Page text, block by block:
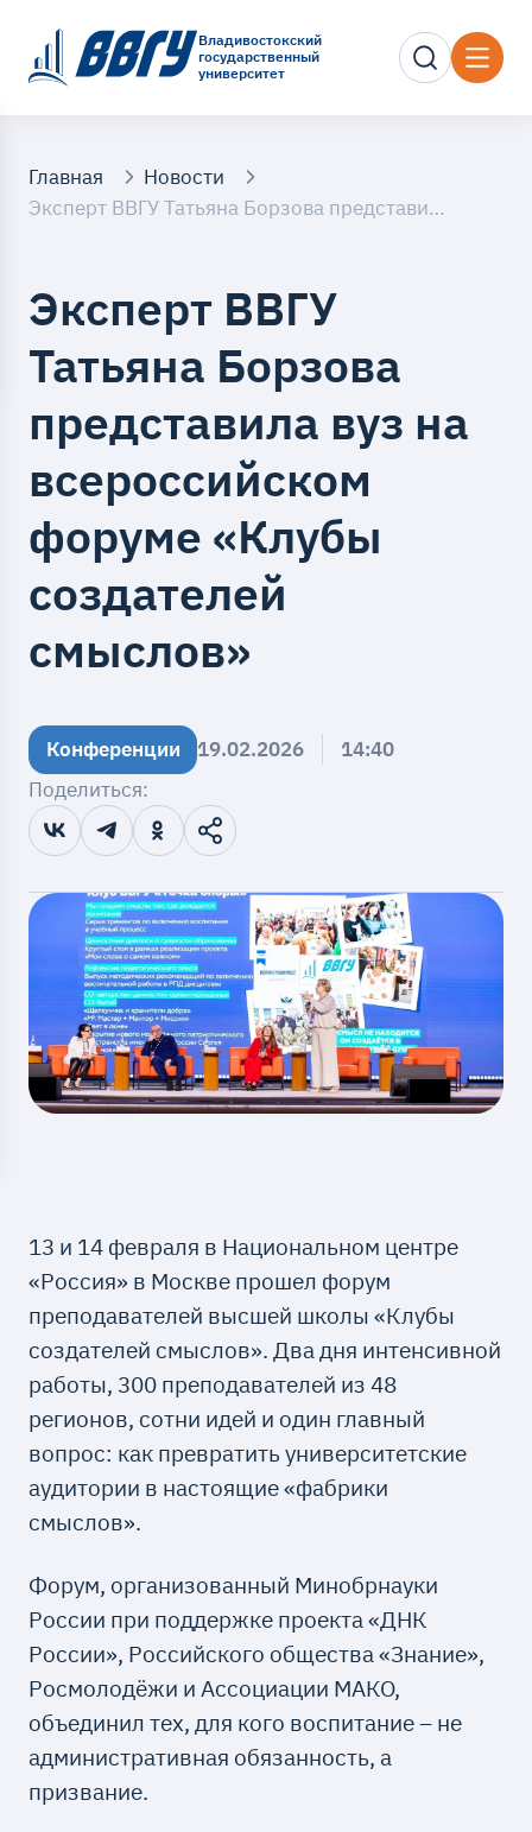
Владивостокский
государственный
университет
Главная
Новости
Эксперт ВВГУ Татьяна Борзова представила вуз на всероссийском форуме «Клубы создателей смыслов»
Эксперт ВВГУ
Татьяна Борзова
представила вуз на
всероссийском
форуме «Клубы
создателей
смыслов»
Конференции 19.02.2026
14:40
Поделиться:
13 и 14 февраля в Национальном центре
«Россия» в Москве прошел форум
преподавателей высшей школы «Клубы
создателей смыслов». Два дня интенсивной
работы, 300 преподавателей из 48
регионов, сотни идей и один главный
вопрос: как превратить университетские
аудитории в настоящие «фабрики
смыслов».
Форум, организованный Минобрнауки
России при поддержке проекта «ДНК
России», Российского общества «Знание»,
Росмолодёжи и Ассоциации МАКО,
объединил тех, для кого воспитание – не
административная обязанность, а
призвание.